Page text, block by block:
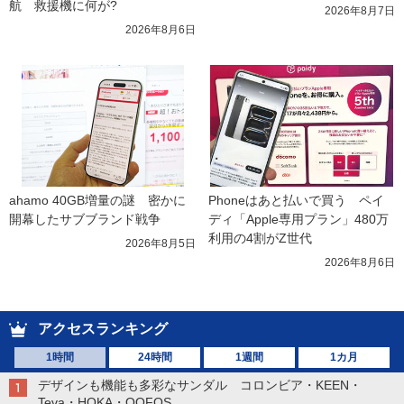
航　救援機に何が?
2026年8月6日
2026年8月7日
ahamo 40GB増量の謎　密かに
開幕したサブブランド戦争
2026年8月5日
Phoneはあと払いで買う　ペイ
ディ「Apple専用プラン」480万
利用の4割がZ世代
2026年8月6日
アクセスランキング
1時間 24時間 1週間 1カ月
デザインも機能も多彩なサンダル コロンビア・KEEN・